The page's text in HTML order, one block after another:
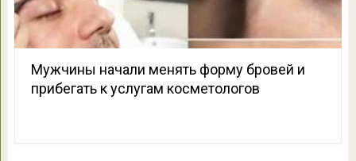
Мужчины начали менять форму бровей и
прибегать к услугам косметологов